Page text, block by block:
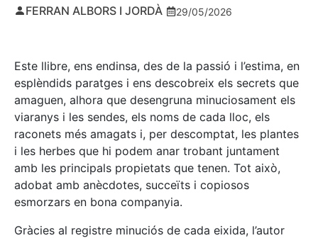
FERRAN ALBORS I JORDÀ 29/05/2026
Este llibre, ens endinsa, des de la passió i l’estima, en
esplèndids paratges i ens descobreix els secrets que
amaguen, alhora que desengruna minuciosament els
viaranys i les sendes, els noms de cada lloc, els
raconets més amagats i, per descomptat, les plantes
i les herbes que hi podem anar trobant juntament
amb les principals propietats que tenen. Tot això,
adobat amb anècdotes, succeïts i copiosos
esmorzars en bona companyia.
Gràcies al registre minuciós de cada eixida, l’autor